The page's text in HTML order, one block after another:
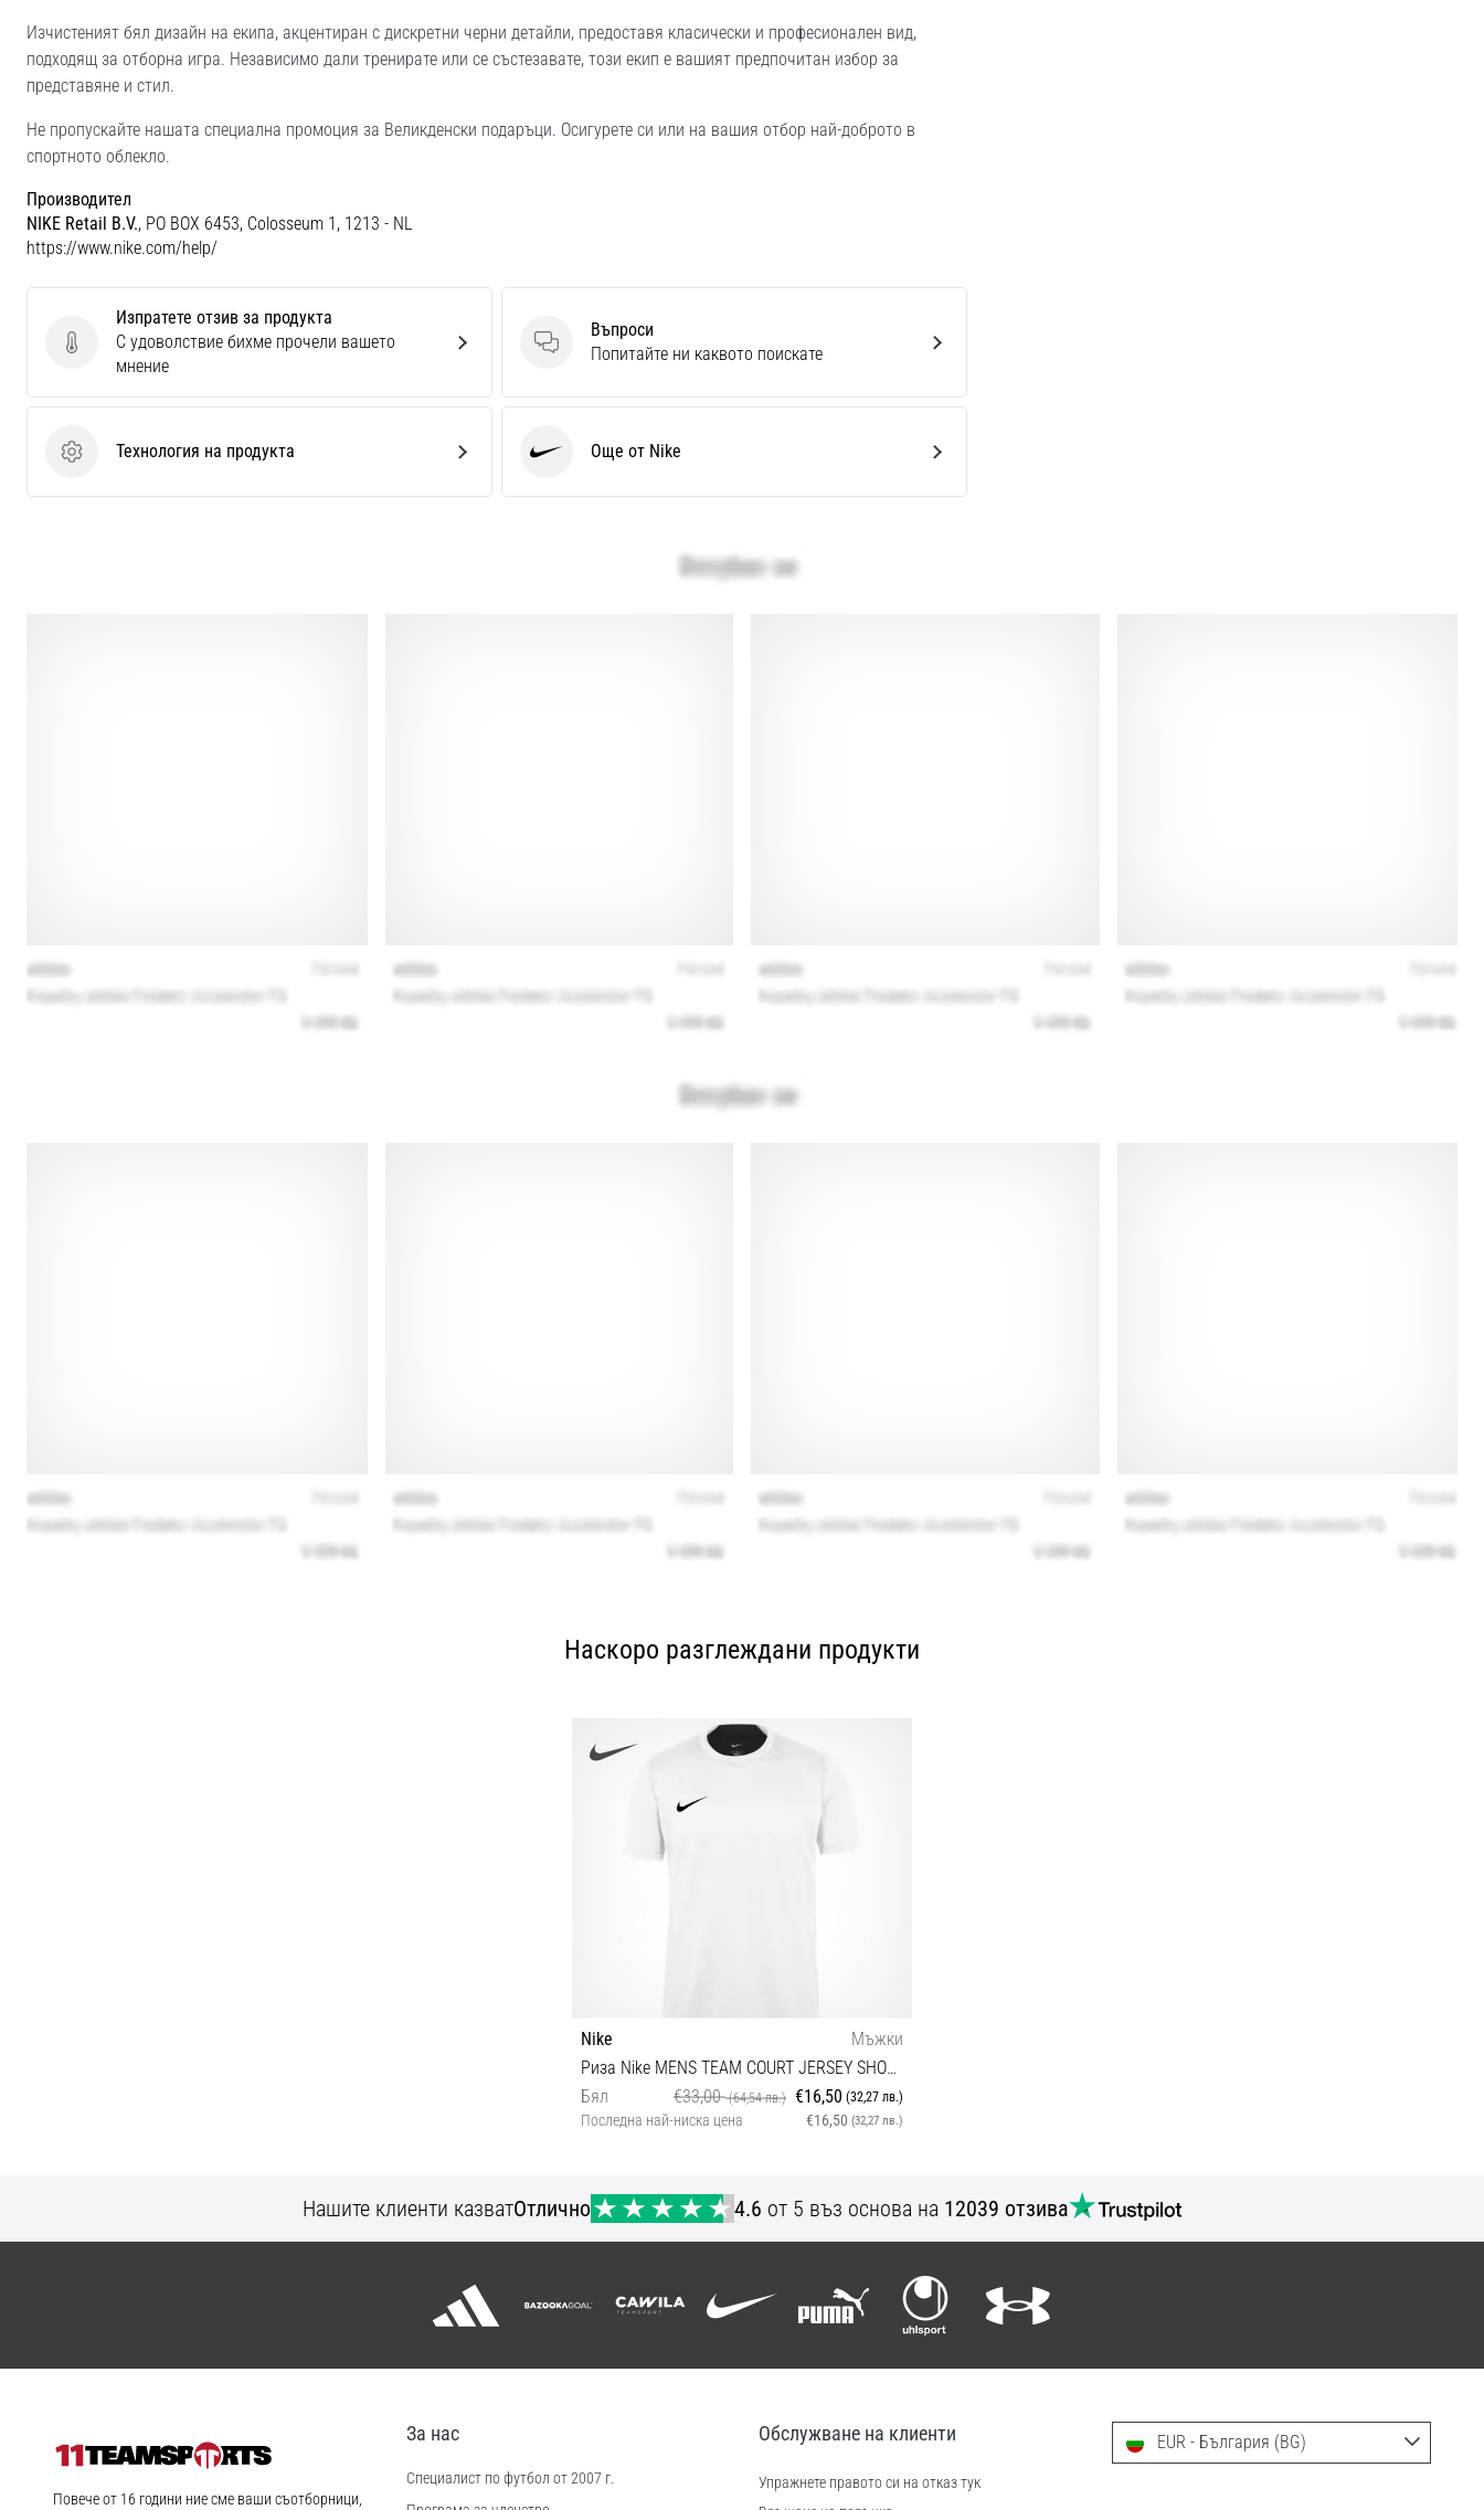
Изчистеният бял дизайн на екипа, акцентиран с дискретни черни детайли, предоставя класически и професионален вид,
подходящ за отборна игра. Независимо дали тренирате или се състезавате, този екип е вашият предпочитан избор за
представяне и стил.
Не пропускайте нашата специална промоция за Великденски подаръци. Осигурете си или на вашия отбор най-доброто в
спортното облекло.
Производител
NIKE Retail B.V., PO BOX 6453, Colosseum 1, 1213 - NL
https://www.nike.com/help/
Изпратете отзив за продукта
Изпратете отзив за продукта
С удоволствие бихме прочели вашето
мнение
Въпроси
Въпроси
Попитайте ни каквото поискате
Технология на продукта
Технология на продукта Още от Nike
Наскоро разглеждани продукти
Nike
Мъжки
Риза Nike MENS TEAM COURT JERSEY SHORT SLEEVE
Бял
€33,00(64,54 лв.) €16,50 (32,27 лв.)
Последна най-ниска цена €16,50 (32,27 лв.)
Нашите клиенти казватОтлично 4.6 от 5 въз основа на 12039 отзива
11teamsports.bg
Повече от 16 години ние сме ваши съотборници,
За нас
Специалист по футбол от 2007 г.
Обслужване на клиенти
Упражнете правото си на отказ тук
EUR - България (BG)